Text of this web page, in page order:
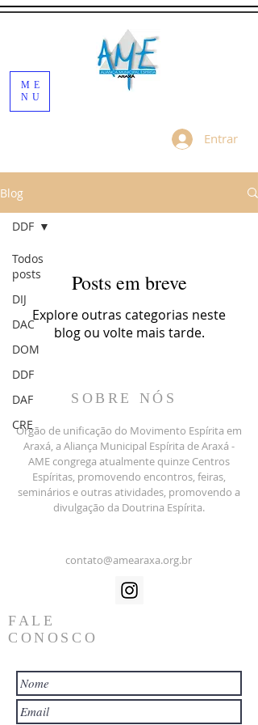
Entrar
ME
NU
Blog
Todos
posts
DIJ
DAC
DOM
DDF
DAF
CRE
DDF
Posts em breve
Explore outras categorias neste
blog ou volte mais tarde.
SOBRE NÓS
Órgão de unificação do Movimento Espírita em
Araxá, a Aliança Municipal Espírita de Araxá -
AME congrega atualmente quinze Centros
Espíritas, promovendo encontros, feiras,
seminários e outras atividades, promovendo a
divulgação da Doutrina Espírita.
contato@amearaxa.org.br
FALE
CONOSCO